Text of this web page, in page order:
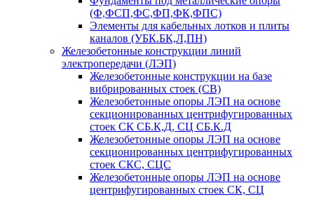
(Ф,ФСП,ФС,ФП,ФК,ФПС)
Элементы для кабельных лотков и плиты
каналов (УБК.БК,Л,ПН)
Железобетонные конструкции линий
электропередачи (ЛЭП)
Железобетонные конструкции на базе
вибрированных стоек (СВ)
Железобетонные опоры ЛЭП на основе
секционированных центрифугированных
стоек СК СБ.К,Д, СЦ СБ.К.Д
Железобетонные опоры ЛЭП на основе
секционированных центрифугированных
стоек СКС, СЦС
Железобетонные опоры ЛЭП на основе
центрифугированных стоек СК, СЦ